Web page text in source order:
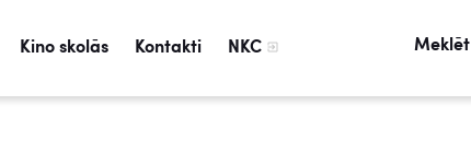
Kino skolās Kontakti NKC Meklēt